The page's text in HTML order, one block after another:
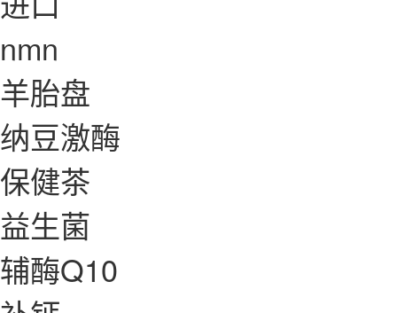
nmn
羊胎盘
纳豆激酶
保健茶
益生菌
辅酶Q10